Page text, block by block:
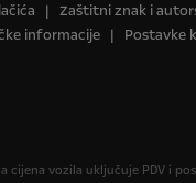
Zaštitni znak i
informacije Postavke
cijena vozila uključuje PDV i